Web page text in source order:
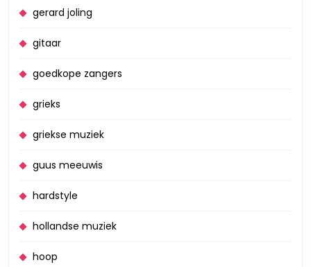
gerard joling
gitaar
goedkope zangers
grieks
griekse muziek
guus meeuwis
hardstyle
hollandse muziek
hoop